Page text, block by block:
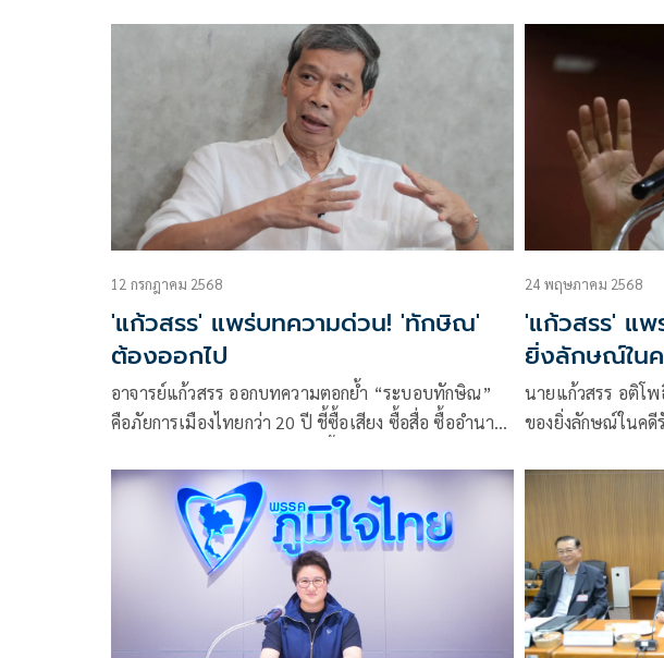
12 กรกฎาคม 2568
'แก้วสรร' แพร่บทความด่วน! 'ทักษิณ'
ต้องออกไป
อาจารย์แก้วสรร ออกบทความตอกย้ำ “ระบอบทักษิณ”
คือภัยการเมืองไทยกว่า 20 ปี ชี้ซื้อเสียง ซื้อสื่อ ซื้ออำนาจ
ดิ้นเฮือกสุดท้าย ลั่นหากศาลให้ “อุ๊งอิ๊ง”
24 พฤษภาคม 2568
'แก้วสรร' แ
ยิ่งลักษณ์ในค
นายแก้วสรร อติโ
ของยิ่งลักษณ์ในค